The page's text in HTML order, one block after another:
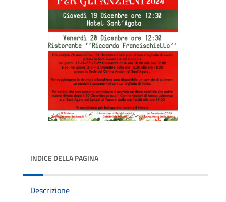
INDICE DELLA PAGINA
Descrizione